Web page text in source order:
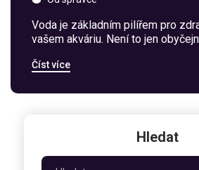
Voda je základním pilířem pro
vašem akváriu. Není to jen
poskytla ideální prostředí pro vaše
měla voda odstát a jaké další
Číst více
Hledat